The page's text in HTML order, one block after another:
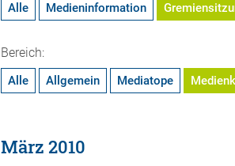
Alle Medieninformation
Bereich:
Alle Allgemein Mediatope
März 2010